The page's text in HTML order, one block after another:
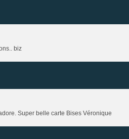
biz
Super belle carte Bises Véronique